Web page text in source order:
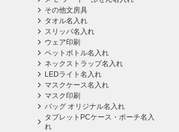
その他文房具
タオル名入れ
スリッパ名入れ
ウェア印刷
ペットボトル名入れ
ネックストラップ名入れ
LEDライト名入れ
マスクケース名入れ
マスク印刷
バッグ オリジナル名入れ
タブレットPCケース・ポーチ名入
れ